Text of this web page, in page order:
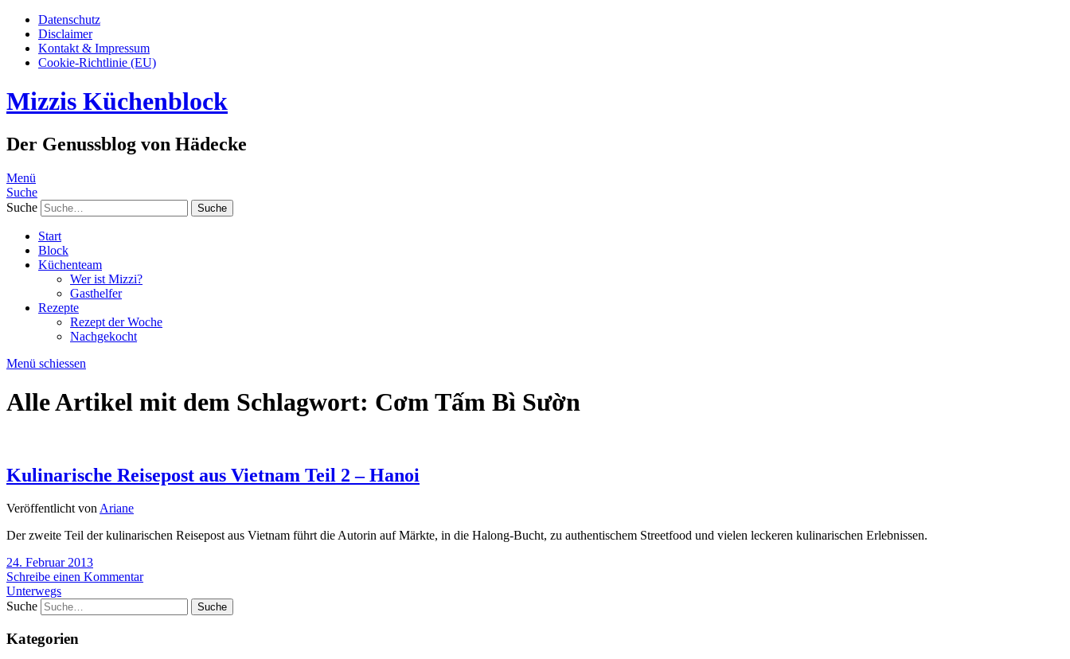
Datenschutz
Disclaimer
Kontakt & Impressum
Cookie-Richtlinie (EU)
Mizzis Küchenblock
Der Genussblog von Hädecke
Menü
Suche
Suche
Start
Block
Küchenteam
Wer ist Mizzi?
Gasthelfer
Rezepte
Rezept der Woche
Nachgekocht
Menü schiessen
Alle Artikel mit dem Schlagwort: Cơm Tấm Bì Sườn
Kulinarische Reisepost aus Vietnam Teil 2 – Hanoi
Veröffentlicht vonAriane
Der zweite Teil der kulinarischen Reisepost aus Vietnam führt die Autorin auf Märkte, in die Halong-Bucht, zu authentischem Streetfood und vielen leckeren kulinarischen Erlebnissen.
24. Februar 2013
Schreibe einen Kommentar
Unterwegs
Suche
Kategorien